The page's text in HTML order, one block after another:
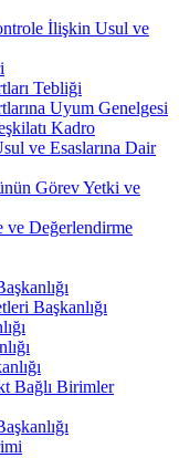
İlişkin Usul ve
Tebliği
Uyum Genelgesi
Kadro
ve Esaslarına Dair
Görev Yetki ve
ve Değerlendirme
Başkanlığı
Bağlı Birimler